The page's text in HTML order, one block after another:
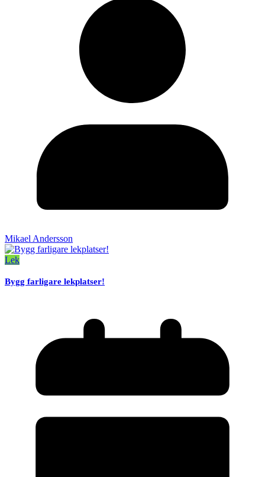
Mikael Andersson
Lek
Bygg farligare lekplatser!